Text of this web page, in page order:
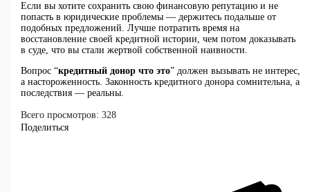
Если вы хотите сохранить свою финансовую репутацию и не
попасть в юридические проблемы — держитесь подальше от
подобных предложений. Лучше потратить время на
восстановление своей кредитной истории, чем потом доказывать
в суде, что вы стали жертвой собственной наивности.
Вопрос “кредитный донор что это” должен вызывать не интерес,
а настороженность. Законность кредитного донора сомнительна, а
последствия — реальны.
Всего просмотров: 328
Поделиться